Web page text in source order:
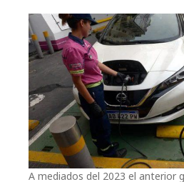
A mediados del 2023 el anterior